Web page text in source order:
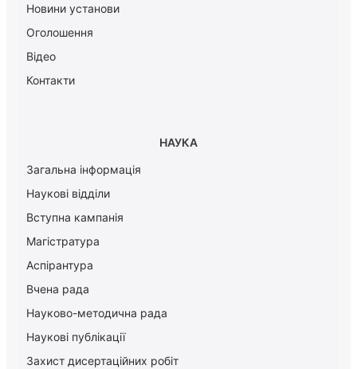
Новини установи
Оголошення
Відео
Контакти
НАУКА
Загальна інформація
Наукові відділи
Вступна кампанія
Магістратура
Аспірантура
Вчена рада
Науково-методична рада
Наукові публікації
Захист дисертаційних робіт